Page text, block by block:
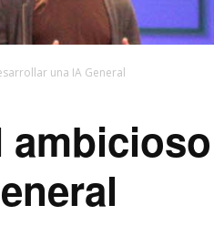
una IA General